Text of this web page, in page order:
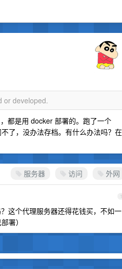
or developed.
都是用 docker 部署的。跑了一个
了，没办法存档。有什么办法吗？在
服务器 访问 外网
1
这个代理服务器还得花钱买，不如一
署）